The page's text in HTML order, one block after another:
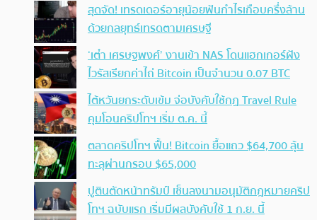
สุดจัด! เทรดเดอร์อายุน้อยฟันกำไรเกือบครึ่งล้าน
ด้วยกลยุทธ์เทรดตามเศรษฐี
‘เต๋า เศรษฐพงศ์’ งานเข้า NAS โดนแฮกเกอร์ฝัง
ไวรัสเรียกค่าไถ่ Bitcoin เป็นจำนวน 0.07 BTC
ไต้หวันยกระดับเข้ม จ่อบังคับใช้กฏ Travel Rule
คุมโอนคริปโทฯ เริ่ม ต.ค. นี้
ตลาดคริปโทฯ ฟื้น! Bitcoin ยื้อแถว $64,700 ลุ้น
ทะลุผ่านกรอบ $65,000
ปูตินตัดหน้าทรัมป์ เซ็นลงนามอนุมัติกฎหมายคริป
โทฯ ฉบับแรก เริ่มมีผลบังคับใช้ 1 ก.ย. นี้